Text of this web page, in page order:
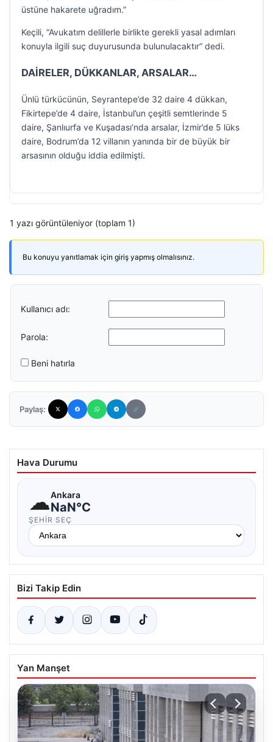
üstüne hakarete uğradım.”
Keçili, “Avukatım delillerle birlikte gerekli yasal adımları
konuyla ilgili suç duyurusunda bulunulacaktır” dedi.
DAİRELER, DÜKKANLAR, ARSALAR…
Ünlü türkücünün, Seyrantepe’de 32 daire 4 dükkan,
Fikirtepe’de 4 daire, İstanbul’un çeşitli semtlerinde 5
daire, Şanlıurfa ve Kuşadası’nda arsalar, İzmir’de 5 lüks
daire, Bodrum’da 12 villanın yanında bir de büyük bir
arsasının olduğu iddia edilmişti.
1 yazı görüntüleniyor (toplam 1)
Bu konuyu yanıtlamak için giriş yapmış olmalısınız.
Kullanıcı adı:
Parola:
Beni hatırla
Paylaş:
Hava Durumu
☁Ankara
NaN°C
ŞEHIR SEÇ
Bizi Takip Edin
Yan Manşet